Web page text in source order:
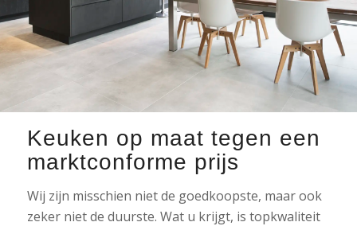
Keuken op maat tegen een
marktconforme prijs
Wij zijn misschien niet de goedkoopste, maar ook
zeker niet de duurste. Wat u krijgt, is topkwaliteit